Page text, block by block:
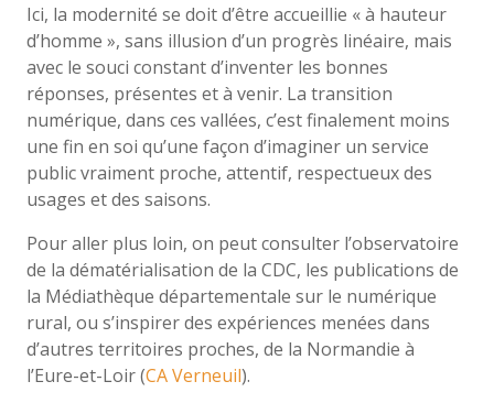
Ici, la modernité se doit d’être accueillie « à hauteur
d’homme », sans illusion d’un progrès linéaire, mais
avec le souci constant d’inventer les bonnes
réponses, présentes et à venir. La transition
numérique, dans ces vallées, c’est finalement moins
une fin en soi qu’une façon d’imaginer un service
public vraiment proche, attentif, respectueux des
usages et des saisons.
Pour aller plus loin, on peut consulter l’observatoire
de la dématérialisation de la CDC, les publications de
la Médiathèque départementale sur le numérique
rural, ou s’inspirer des expériences menées dans
d’autres territoires proches, de la Normandie à
l’Eure-et-Loir (CA Verneuil).